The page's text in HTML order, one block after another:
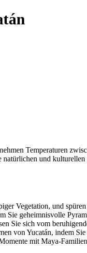
Temperaturen
und
Vegetation, und
Sie geheimnisvolle
Sie sich vom
von Yucatán, indem
mit Maya-